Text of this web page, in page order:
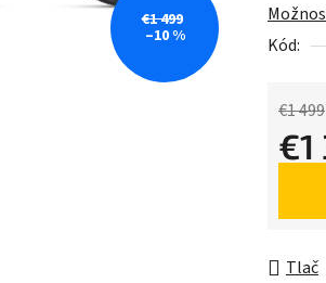
z
5
Kód:
€1 499
€1
Tlač
€1 499
–10 %